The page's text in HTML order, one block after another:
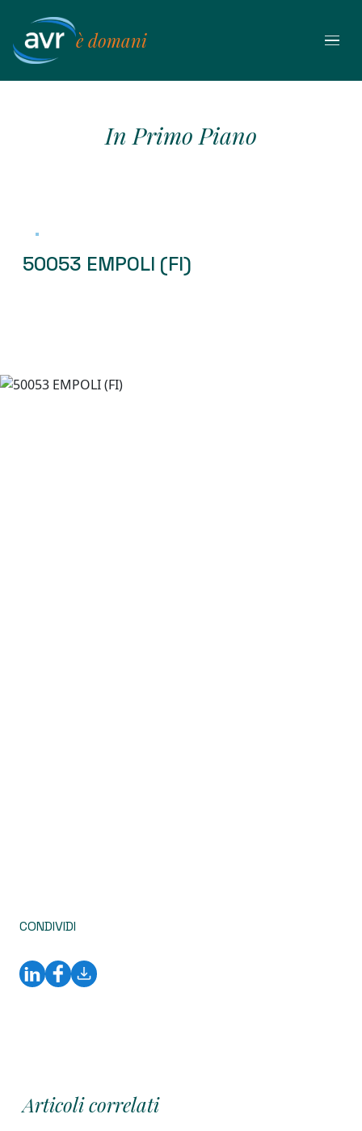
contenuto
è domani
In Primo Piano
50053 EMPOLI (FI)
CONDIVIDI
Articoli correlati